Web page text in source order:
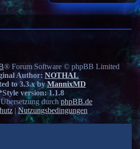
® Forum Software © phpBB Limited
Author:NOTHAL
to 3.3.x byMannixMD
Style version: 1.1.8
durch phpBB.de
|Nutzungsbedingungen